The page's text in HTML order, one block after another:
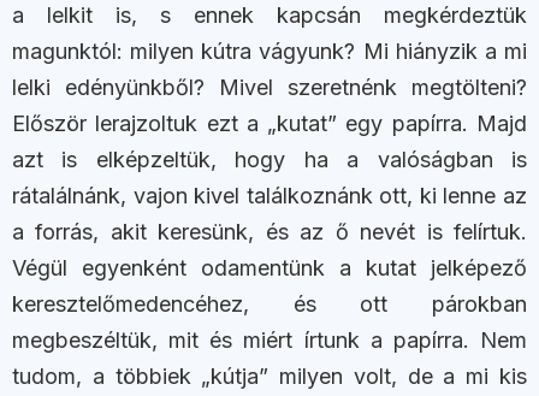
a lelkit is, s ennek kapcsán megkérdeztük
magunktól: milyen kútra vágyunk? Mi hiányzik a mi
lelki edényünkből? Mivel szeretnénk megtölteni?
Először lerajzoltuk ezt a „kutat” egy papírra. Majd
azt is elképzeltük, hogy ha a valóságban is
rátalálnánk, vajon kivel találkoznánk ott, ki lenne az
a forrás, akit keresünk, és az ő nevét is felírtuk.
Végül egyenként odamentünk a kutat jelképező
keresztelőmedencéhez, és ott párokban
megbeszéltük, mit és miért írtunk a papírra. Nem
tudom, a többiek „kútja” milyen volt, de a mi kis